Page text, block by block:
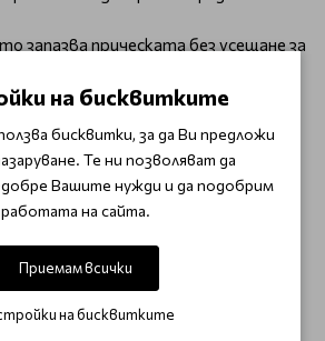
запазва прическата без усещане за
на косъма благодарение на
количество от пастата и
дланите си.
влажна или суха коса, оформяйки
желания стил.
използвайте малки
добавяйте повече, ако е
на бисквитките
бисквитки, за да Ви предложи
Те ни позволяват да
добре Вашите нужди и да подобрим
работата на сайта.
Приемам всички
на бисквитките